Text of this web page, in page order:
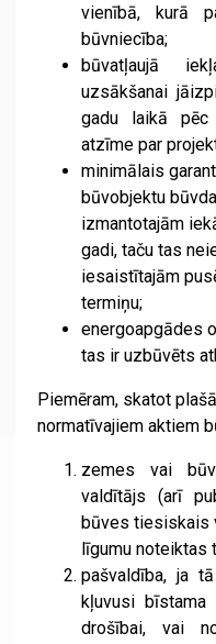
vienībā, kurā
būvniecība;
būvatļaujā
uzsākšanai
gadu laikā pēc
atzīme par
minimālais
būvobjektu
izmantotajām
gadi, taču tas
iesaistītajām
termiņu;
energoapgādes
tas ir uzbūvēts
Piemēram, skatot
normatīvajiem aktiem
zemes vai
valdītājs (arī
būves tiesiskais
līgumu noteiktas
pašvaldība, ja
kļuvusi bīstama
drošībai, vai